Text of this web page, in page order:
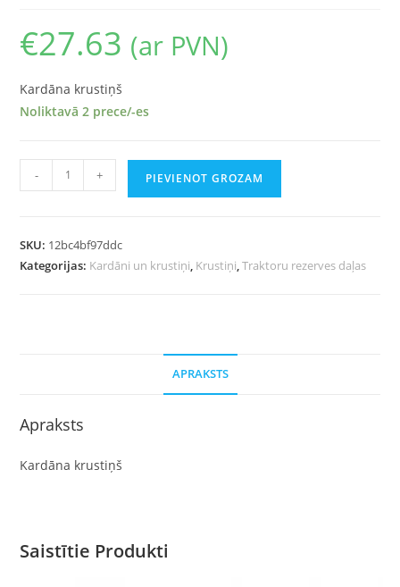
€27.63 (ar PVN)
Kardāna krustiņš
Noliktavā 2 prece/-es
- + PIEVIENOT GROZAM
SKU: 12bc4bf97ddc
Kategorijas: Kardāni un krustiņi Krustiņi ,Traktoru rezerves daļas
APRAKSTS
Apraksts
Kardāna krustiņš
Saistītie Produkti